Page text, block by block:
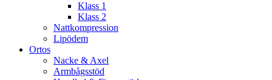
Klass 1
Klass 2
Nattkompression
Lipödem
Ortos
Nacke & Axel
Armbågsstöd